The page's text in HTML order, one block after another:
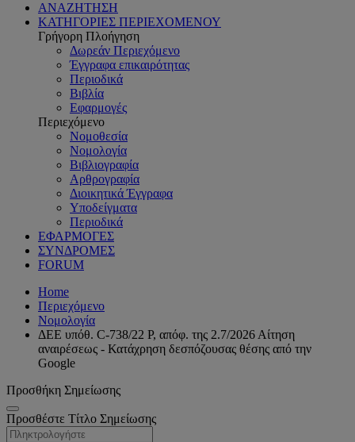
ΑΝΑΖΗΤΗΣΗ
ΚΑΤΗΓΟΡΙΕΣ ΠΕΡΙΕΧΟΜΕΝΟΥ
Γρήγορη Πλοήγηση
Δωρεάν Περιεχόμενο
Έγγραφα επικαιρότητας
Περιοδικά
Βιβλία
Εφαρμογές
Περιεχόμενο
Νομοθεσία
Νομολογία
Βιβλιογραφία
Αρθρογραφία
Διοικητικά Έγγραφα
Υποδείγματα
Περιοδικά
ΕΦΑΡΜΟΓΕΣ
ΣΥΝΔΡΟΜΕΣ
FORUM
Home
Περιεχόμενο
Νομολογία
ΔΕΕ υπόθ. C-738/22 P, απόφ. της 2.7/2026 Αίτηση
αναιρέσεως - Κατάχρηση δεσπόζουσας θέσης από την
Google
Προσθήκη Σημείωσης
Προσθέστε Τίτλο Σημείωσης